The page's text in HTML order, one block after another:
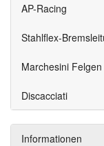
AP-Racing
Stahlflex-
Marchesini Felgen
Discacciati
Informationen